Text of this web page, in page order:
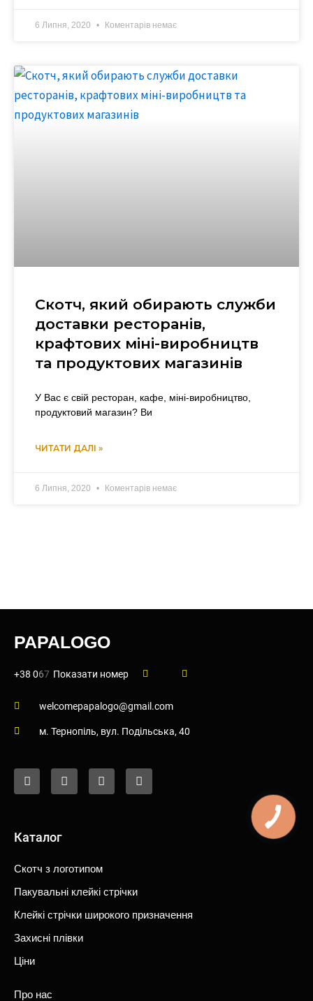
6 Липня, 2020 Коментарів немає
Скотч, який обирають служби
доставки ресторанів,
крафтових міні-виробництв
та продуктових магазинів
У Вас є свій ресторан, кафе, міні-виробництво,
продуктовий магазин? Ви
ЧИТАТИ ДАЛІ »
6 Липня, 2020 Коментарів немає
PAPALOGO
+38 067 Показати номер
welcomepapalogo@gmail.com
м. Тернопiль, вул. Подiльська, 40
a
c
e
k
f
n
s
t
o
u
t
i
k
t
Каталог
Скотч з логотипом
Пакувальні клейкі стрічки
Клейкі стрічки широкого призначення
Захисні плівки
Ціни
Про нас